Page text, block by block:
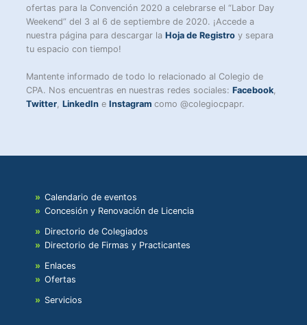
ofertas para la Convención 2020 a celebrarse el “Labor Day
Weekend” del 3 al 6 de septiembre de 2020. ¡Accede a
nuestra página para descargar laHoja de Registro y separa
tu espacio con tiempo!
Mantente informado de todo lo relacionado al Colegio de
CPA. Nos encuentras en nuestras redes sociales:Facebook,
Twitter,LinkedIn eInstagram como @colegiocpapr.
Calendario de eventos
Concesión y Renovación de Licencia
Directorio de Colegiados
Directorio de Firmas y Practicantes
Enlaces
Ofertas
Servicios